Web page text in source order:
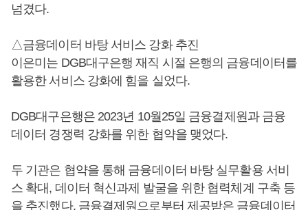
넘겼다.
△금융데이터 바탕 서비스 강화 추진
이은미는 DGB대구은행 재직 시절 은행의 금융데이터를
활용한 서비스 강화에 힘을 실었다.
DGB대구은행은 2023년 10월25일 금융결제원과 금융
데이터 경쟁력 강화를 위한 협약을 맺었다.
두 기관은 협약을 통해 금융데이터 바탕 실무활용 서비
스 확대, 데이터 혁신과제 발굴을 위한 협력체계 구축 등
을 추진했다. 금융결제원으로부터 제공받은 금융데이터